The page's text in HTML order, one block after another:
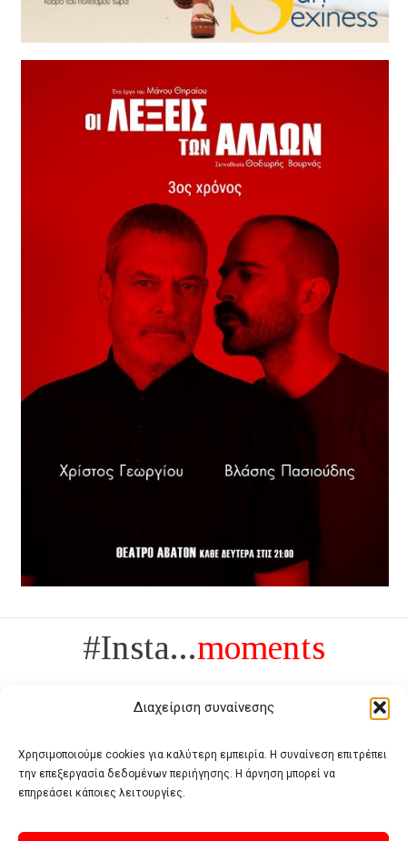
Διαχείριση συναίνεσης
Χρησιμοποιούμε cookies για καλύτερη εμπειρία. Η συναίνεση επιτρέπει
την επεξεργασία δεδομένων περιήγησης. Η άρνηση μπορεί να
επηρεάσει κάποιες λειτουργίες.
#Insta...moments
Πολυτέλεια δεν είναι το αντίθετο της ανέχειας, είναι το αντίθετο της